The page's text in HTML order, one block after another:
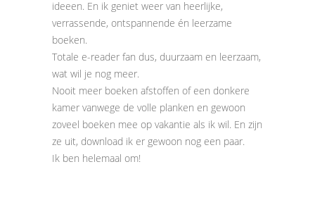
ideeen. En ik geniet weer van heerlijke,
verrassende, ontspannende én leerzame
boeken.
Totale e-reader fan dus, duurzaam en leerzaam,
wat wil je nog meer.
Nooit meer boeken afstoffen of een donkere
kamer vanwege de volle planken en gewoon
zoveel boeken mee op vakantie als ik wil. En zijn
ze uit, download ik er gewoon nog een paar.
Ik ben helemaal om!